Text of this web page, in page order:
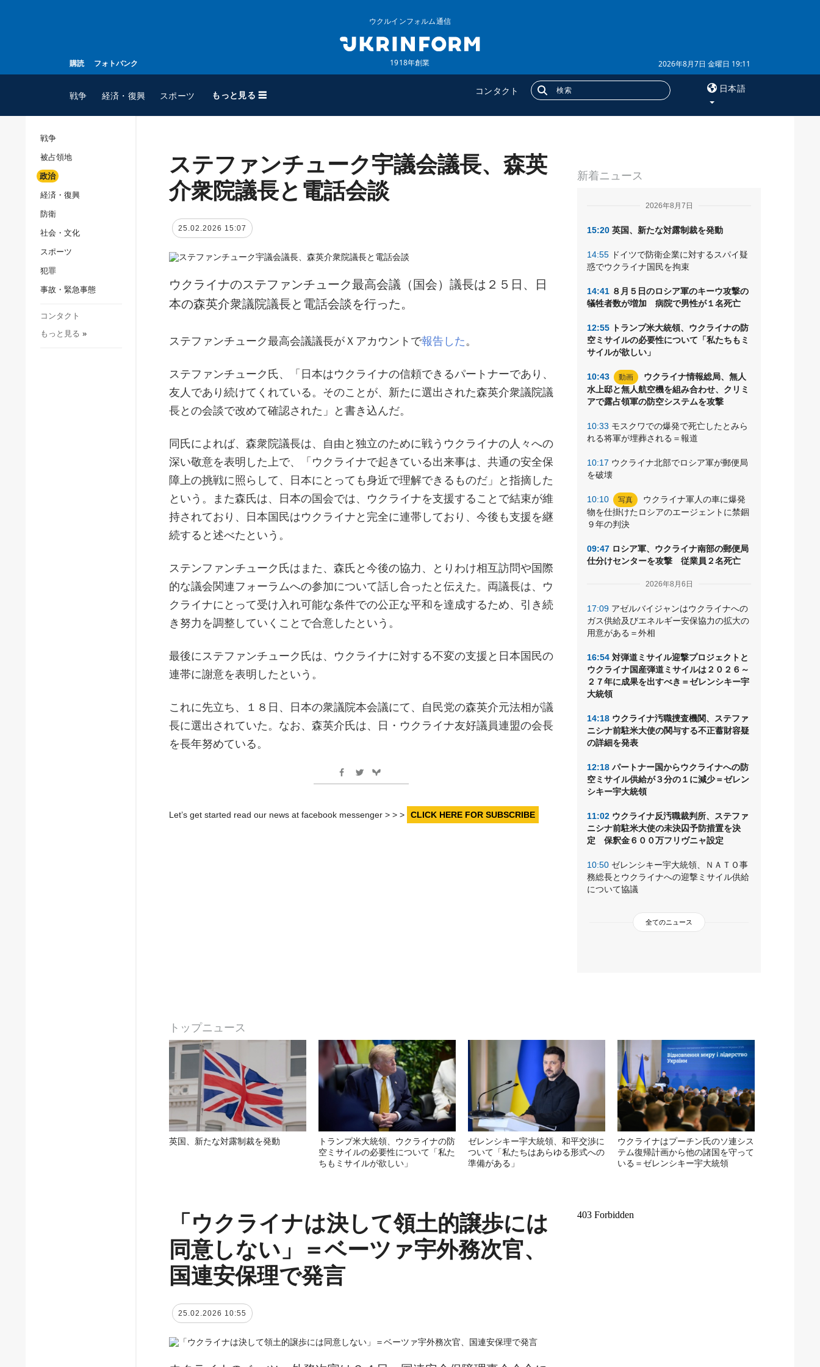
購読 フォトバンク
ウクルインフォルム通信
1918年創業 2026年8月7日 金曜日 19:11
戦争 経済・復興 スポーツ もっと見る ☰ コンタクト 日本語
スポーツ
ウクルインフォルム
ウクルインフォルムについ
て
追加
特集
購読
戦争
被占領地
政治
経済・復興
防衛
社会・文化
スポーツ
犯罪
事故・緊急事態
コンタクト
もっと見る »
新着ニュース
2026年8月7日
15:20 英国、新たな対露制裁を発動
14:55 ドイツで防衛企業に対するスパイ疑
惑でウクライナ国民を拘束
14:41 ８月５日のロシア軍のキーウ攻撃の
犠牲者数が増加 病院で男性が１名死亡
12:55 トランプ米大統領、ウクライナの防
空ミサイルの必要性について「私たちもミ
サイルが欲しい」
10:43 動画
ウクライナ情報総局、無人
水上邸と無人航空機を組み合わせ、クリミ
アで露占領軍の防空システムを攻撃
10:33 モスクワでの爆発で死亡したとみら
れる将軍が埋葬される＝報道
10:17 ウクライナ北部でロシア軍が郵便局
を破壊
10:10 写真
ウクライナ軍人の車に爆発
物を仕掛けたロシアのエージェントに禁錮
９年の判決
09:47 ロシア軍、ウクライナ南部の郵便局
仕分けセンターを攻撃 従業員２名死亡
2026年8月6日
17:09 アゼルバイジャンはウクライナへの
ガス供給及びエネルギー安保協力の拡大の
用意がある＝外相
16:54 対弾道ミサイル迎撃プロジェクトと
ウクライナ国産弾道ミサイルは２０２６～
２７年に成果を出すべき＝ゼレンシキー宇
大統領
14:18 ウクライナ汚職捜査機関、ステファ
ニシナ前駐米大使の関与する不正蓄財容疑
の詳細を発表
12:18 パートナー国からウクライナへの防
空ミサイル供給が３分の１に減少＝ゼレン
シキー宇大統領
11:02 ウクライナ反汚職裁判所、ステファ
ニシナ前駐米大使の未決囚予防措置を決
定 保釈金６００万フリヴニャ設定
10:50 ゼレンシキー宇大統領、ＮＡＴＯ事
務総長とウクライナへの迎撃ミサイル供給
について協議
全てのニュース
ステファンチューク宇議会議長、森英
介衆院議長と電話会談
25.02.2026 15:07
ウクライナのステファンチューク最高会議（国会）議長は２５日、日
本の森英介衆議院議長と電話会談を行った。
ステファンチューク最高会議議長がＸアカウントで報告した 。
ステファンチューク氏、「日本はウクライナの信頼できるパートナーであり、
友人であり続けてくれている。そのことが、新たに選出された森英介衆議院議
長との会談で改めて確認された」と書き込んだ。
同氏によれば、森衆院議長は、自由と独立のために戦うウクライナの人々への
深い敬意を表明した上で、「ウクライナで起きている出来事は、共通の安全保
障上の挑戦に照らして、日本にとっても身近で理解できるものだ」と指摘した
という。また森氏は、日本の国会では、ウクライナを支援することで結束が維
持されており、日本国民はウクライナと完全に連帯しており、今後も支援を継
続すると述べたという。
ステンファンチューク氏はまた、森氏と今後の協力、とりわけ相互訪問や国際
的な議会関連フォーラムへの参加について話し合ったと伝えた。両議長は、ウ
クライナにとって受け入れ可能な条件での公正な平和を達成するため、引き続
き努力を調整していくことで合意したという。
最後にステファンチューク氏は、ウクライナに対する不変の支援と日本国民の
連帯に謝意を表明したという。
これに先立ち、１８日、日本の衆議院本会議にて、自民党の森英介元法相が議
長に選出されていた。なお、森英介氏は、日・ウクライナ友好議員連盟の会長
を長年努めている。
Let’s get started read our news at facebook messenger > > > CLICK HERE FOR SUBSCRIBE
トップニュース
英国、新たな対露制裁を発動
トランプ米大統領、ウクライナの防
空ミサイルの必要性について「私た
ちもミサイルが欲しい」
ゼレンシキー宇大統領、和平交渉に
ついて「私たちはあらゆる形式への
準備がある」
ウクライナはプーチン氏のソ連シス
テム復帰計画から他の諸国を守って
いる＝ゼレンシキー宇大統領
「ウクライナは決して領土的譲歩には
同意しない」＝ベーツァ宇外務次官、
国連安保理で発言
25.02.2026 10:55